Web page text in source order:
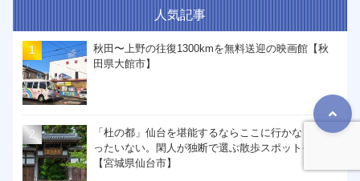
人気記事
秋田〜上野の往復1300kmを無料送迎の映画館【秋
田県大館市】
「杜の都」仙台を堪能するならここに行かなきゃも
ったいない。閑人が独断で選ぶ散歩スポットその４
【宮城県仙台市】